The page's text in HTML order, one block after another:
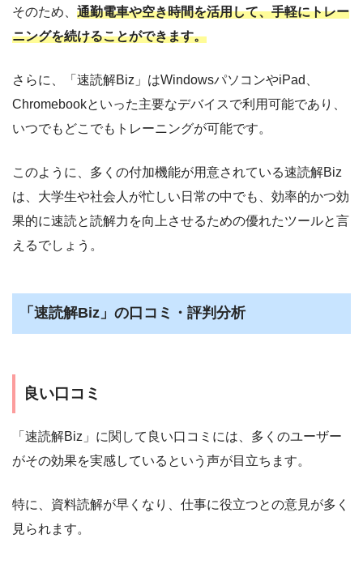
そのため、 通勤電車や空き時間を活用して、手軽にトレー
ニングを続けることができます。
さらに、「速読解Biz」はWindowsパソコンやiPad、
Chromebookといった主要なデバイスで利用可能であり、
いつでもどこでもトレーニングが可能です。
このように、多くの付加機能が用意されている速読解Biz
は、大学生や社会人が忙しい日常の中でも、効率的かつ効
果的に速読と読解力を向上させるための優れたツールと言
えるでしょう。
「速読解Biz」の口コミ・評判分析
良い口コミ
「速読解Biz」に関して良い口コミには、多くのユーザー
がその効果を実感しているという声が目立ちます。
特に、資料読解が早くなり、仕事に役立つとの意見が多く
見られます。